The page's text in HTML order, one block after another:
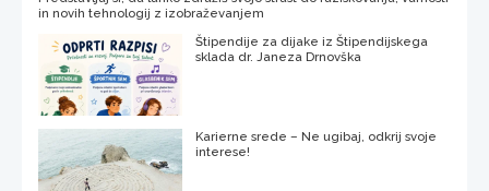
in novih tehnologij z izobraževanjem
Štipendije za dijake iz Štipendijskega
sklada dr. Janeza Drnovška
Karierne srede – Ne ugibaj, odkrij svoje
interese!